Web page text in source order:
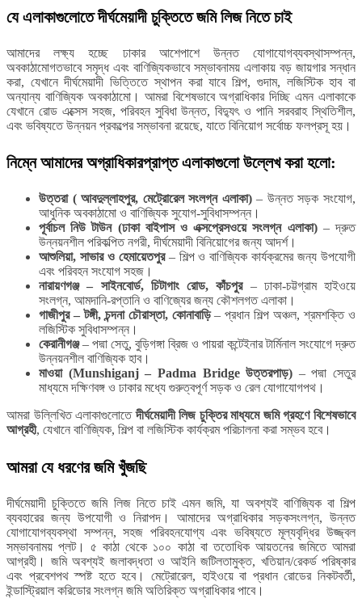
যে এলাকাগুলোতে দীর্ঘমেয়াদী চুক্তিতে জমি লিজ নিতে চাই
আমাদের লক্ষ্য হচ্ছে ঢাকার আশেপাশে উন্নত যোগাযোগব্যবস্থাসম্পন্ন,
অবকাঠামোগতভাবে সমৃদ্ধ এবং বাণিজ্যিকভাবে সম্ভাবনাময় এলাকায় বড় জায়গার সন্ধান
করা, যেখানে দীর্ঘমেয়াদী ভিত্তিতে স্থাপন করা যাবে শিল্প, গুদাম, লজিস্টিক হাব বা
অন্যান্য বাণিজ্যিক অবকাঠামো। আমরা বিশেষভাবে অগ্রাধিকার দিচ্ছি এমন এলাকাকে
যেখানে রোড এক্সেস সহজ, পরিবহন সুবিধা উন্নত, বিদ্যুৎ ও পানি সরবরাহ স্থিতিশীল,
এবং ভবিষ্যতে উন্নয়ন প্রকল্পের সম্ভাবনা রয়েছে, যাতে বিনিয়োগ সর্বোচ্চ ফলপ্রসূ হয়।
নিম্নে আমাদের অগ্রাধিকারপ্রাপ্ত এলাকাগুলো উল্লেখ করা হলো:
উত্তরা ( আবদুল্লাহপুর, মেট্রোরেল সংলগ্ন এলাকা)– উন্নত সড়ক সংযোগ,
আধুনিক অবকাঠামো ও বাণিজ্যিক সুযোগ-সুবিধাসম্পন্ন।
পূর্বাচল নিউ টাউন (ঢাকা বাইপাস ও এক্সপ্রেসওয়ে সংলগ্ন এলাকা)– দ্রুত
উন্নয়নশীল পরিকল্পিত নগরী, দীর্ঘমেয়াদী বিনিয়োগের জন্য আদর্শ।
আশুলিয়া, সাভার ও হেমায়েতপুর– শিল্প ও বাণিজ্যিক কার্যক্রমের জন্য উপযোগী
এবং পরিবহন সংযোগ সহজ।
নারায়ণগঞ্জ – সাইনবোর্ড, চিটাগাং রোড, কাঁচপুর– ঢাকা-চট্টগ্রাম হাইওয়ে
সংলগ্ন, আমদানি-রপ্তানি ও বাণিজ্যের জন্য কৌশলগত এলাকা।
গাজীপুর – টঙ্গী, চন্দনা চৌরাস্তা, কোনাবাড়ি– প্রধান শিল্প অঞ্চল, শ্রমশক্তি ও
লজিস্টিক সুবিধাসম্পন্ন।
কেরানীগঞ্জ– পদ্মা সেতু, বুড়িগঙ্গা ব্রিজ ও পায়রা কন্টেইনার টার্মিনাল সংযোগে দ্রুত
উন্নয়নশীল বাণিজ্যিক হাব।
মাওয়া (Munshiganj – Padma Bridge উত্তরপাড়) – পদ্মা সেতুর
মাধ্যমে দক্ষিণবঙ্গ ও ঢাকার মধ্যে গুরুত্বপূর্ণ সড়ক ও রেল যোগাযোগপথ।
আমরা উল্লিখিত এলাকাগুলোতেদীর্ঘমেয়াদী লিজ চুক্তির মাধ্যমে জমি গ্রহণে বিশেষভাবে
আগ্রহী, যেখানে বাণিজ্যিক, শিল্প বা লজিস্টিক কার্যক্রম পরিচালনা করা সম্ভব হবে।
আমরা যে ধরণের জমি খুঁজছি
দীর্ঘমেয়াদী চুক্তিতে জমি লিজ নিতে চাই এমন জমি, যা অবশ্যই বাণিজ্যিক বা শিল্প
ব্যবহারের জন্য উপযোগী ও নিরাপদ। আমাদের অগ্রাধিকার সড়কসংলগ্ন, উন্নত
যোগাযোগব্যবস্থা সম্পন্ন, সহজ পরিবহনযোগ্য এবং ভবিষ্যতে মূল্যবৃদ্ধির উজ্জ্বল
সম্ভাবনাময় প্লট। ৫ কাঠা থেকে ১০০ কাঠা বা ততোধিক আয়তনের জমিতে আমরা
আগ্রহী। জমি অবশ্যই জলাবদ্ধতা ও আইনি জটিলতামুক্ত, খতিয়ান/রেকর্ড পরিষ্কার
এবং প্রবেশপথ স্পষ্ট হতে হবে। মেট্রোরেল, হাইওয়ে বা প্রধান রোডের নিকটবর্তী,
ইন্ডাস্ট্রিয়াল করিডোর সংলগ্ন জমি অতিরিক্ত অগ্রাধিকার পাবে।